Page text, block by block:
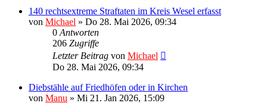
140 rechtsextreme Straftaten im Kreis Wesel erfasst
von Michael » Do 28. Mai 2026, 09:34
0 Antworten
206 Zugriffe
Letzter Beitrag von Michael
Do 28. Mai 2026, 09:34
Diebstähle auf Friedhöfen oder in Kirchen
von Manu » Mi 21. Jan 2026, 15:09